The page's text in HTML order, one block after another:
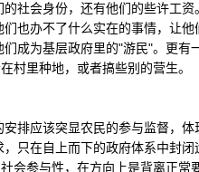
社会身份，还有他们的些许工资
也办不了什么实在的事情，让他
成为基层政府里的"游民"。更有
村里种地，或者搞些别的营生。
排应该突显农民的参与监督，体
只在自上而下的政府体系中封闭
会参与性，在方向上是背离正常